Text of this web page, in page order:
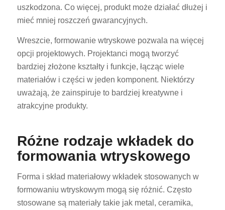
uszkodzona. Co więcej, produkt może działać dłużej i
mieć mniej roszczeń gwarancyjnych.
Wreszcie, formowanie wtryskowe pozwala na więcej
opcji projektowych. Projektanci mogą tworzyć
bardziej złożone kształty i funkcje, łącząc wiele
materiałów i części w jeden komponent. Niektórzy
uważają, że zainspiruje to bardziej kreatywne i
atrakcyjne produkty.
Różne rodzaje wkładek do
formowania wtryskowego
Forma i skład materiałowy wkładek stosowanych w
formowaniu wtryskowym mogą się różnić. Często
stosowane są materiały takie jak metal, ceramika,